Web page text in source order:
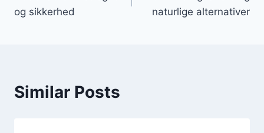
og sikkerhed
naturlige alternativer
Similar Posts